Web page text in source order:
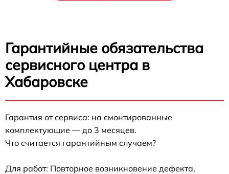
Гарантийные обязательства
сервисного центра в
Хабаровске
Гарантия от сервиса: на смонтированные
комплектующие — до 3 месяцев.
Что считается гарантийным случаем?
Для работ: Повторное возникновение дефекта,